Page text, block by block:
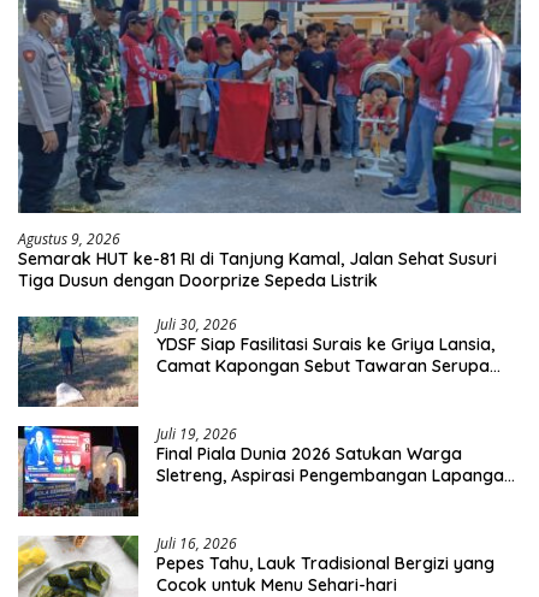
Agustus 9, 2026
Semarak HUT ke-81 RI di Tanjung Kamal, Jalan Sehat Susuri
Tiga Dusun dengan Doorprize Sepeda Listrik
Juli 30, 2026
YDSF Siap Fasilitasi Surais ke Griya Lansia,
Camat Kapongan Sebut Tawaran Serupa
Juli 19, 2026
Final Piala Dunia 2026 Satukan Warga
Sletreng, Aspirasi Pengembangan Lapangan
Juli 16, 2026
Pepes Tahu, Lauk Tradisional Bergizi yang
Cocok untuk Menu Sehari-hari